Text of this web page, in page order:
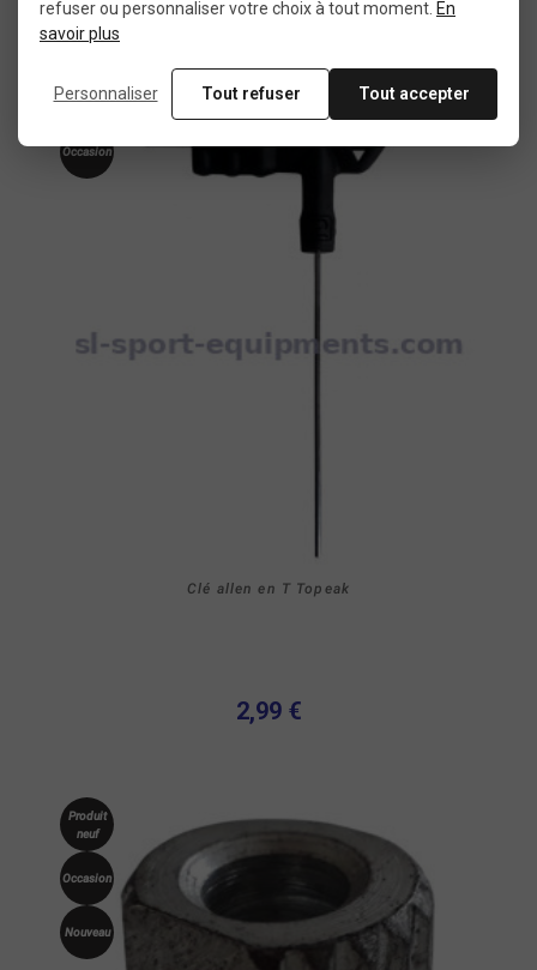
Occasion
Clé allen en T Topeak
2,99 €
Produit
neuf
Occasion
Nouveau
refuser ou personnaliser votre choix à tout moment. En
savoir plus
Personnaliser Tout refuser Tout accepter